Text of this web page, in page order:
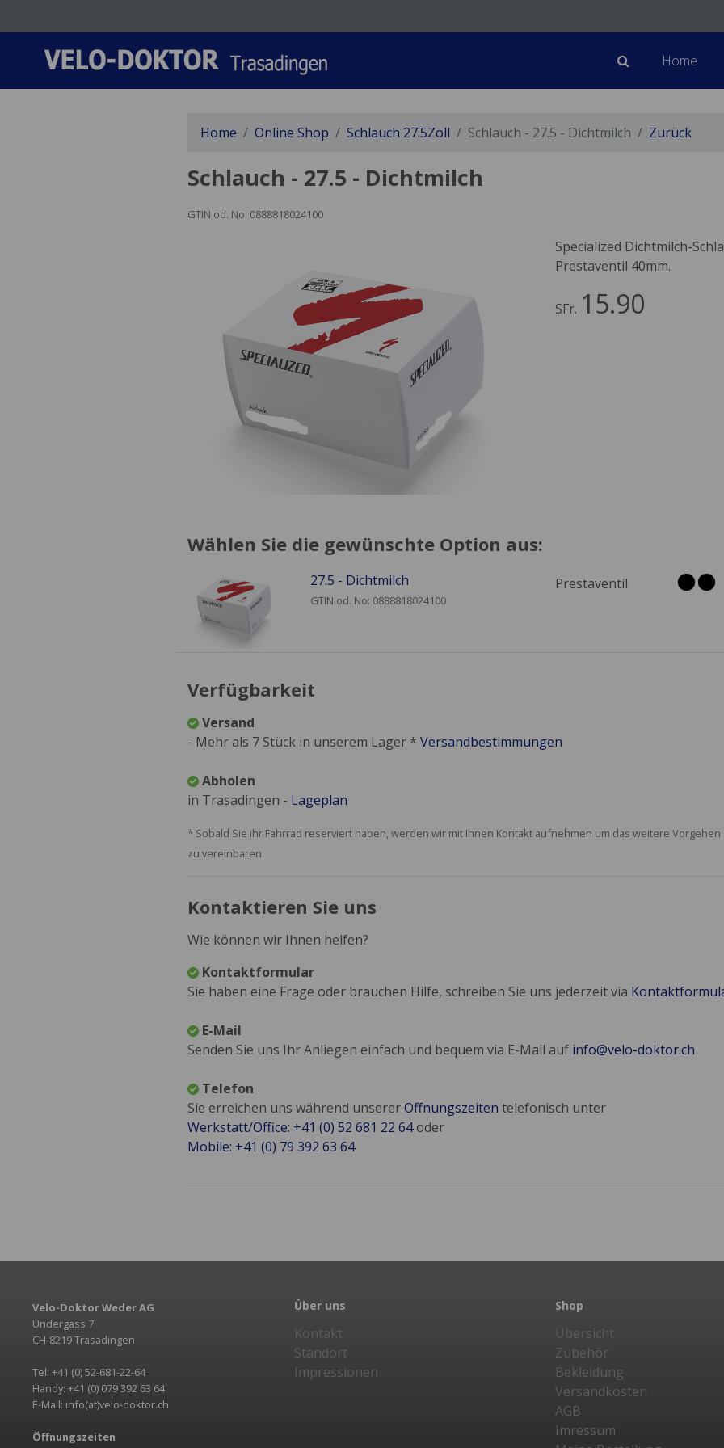
Home
Home Online Shop Schlauch 27.5Zoll Schlauch - 27.5 - Dichtmilch Zurück
Schlauch - 27.5 - Dichtmilch
GTIN od. No: 0888818024100
Specialized Dichtmilch-
Prestaventil 40mm.
SFr. 15.90
Wählen Sie die gewünschte Option aus:
27.5 - Dichtmilch
GTIN od. No: 0888818024100
Prestaventil
Verfügbarkeit
Versand
- Mehr als 7 Stück in unserem Lager * Versandbestimmungen
Abholen
in Trasadingen - Lageplan
* Sobald Sie ihr Fahrrad reserviert haben, werden wir mit Ihnen Kontakt aufnehmen um das weitere
zu vereinbaren.
Kontaktieren Sie uns
Wie können wir Ihnen helfen?
Kontaktformular
Sie haben eine Frage oder brauchen Hilfe, schreiben Sie uns jederzeit via
E-Mail
Senden Sie uns Ihr Anliegen einfach und bequem via E-Mail auf info@velo-doktor.ch
Telefon
Sie erreichen uns während unsererÖffnungszeiten telefonisch unter
Werkstatt/Office: +41 (0) 52 681 22 64oder
Mobile: +41 (0) 79 392 63 64
Velo-Doktor Weder AG
Undergass 7
CH-8219 Trasadingen
Tel: +41 (0) 52-681-22-64
Handy: +41 (0) 079 392 63 64
E-Mail: info(at)velo-doktor.ch
Öffnungszeiten
Über uns
Kontakt
Standort
Impressionen
Shop
Übersicht
Zubehör
Bekleidung
Versandkosten
AGB
Imressum